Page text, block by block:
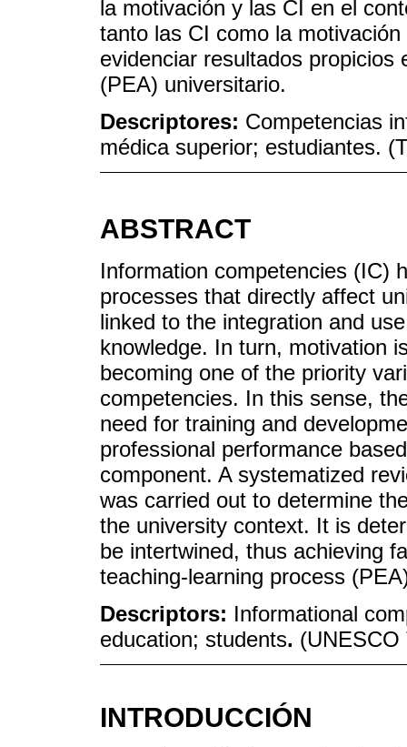
la motivación y las CI en el
tanto las CI como la
evidenciar resultados propicios
(PEA) universitario.
Descriptores: Competencias
médica superior; estudiantes.
ABSTRACT
Information competencies (IC)
processes that directly affect
linked to the integration and
knowledge. In turn, motivation
becoming one of the priority
competencies. In this sense,
need for training and
professional performance
component. A systematized
was carried out to determine
the university context. It is
be intertwined, thus achieving
teaching-learning process
Descriptors: Informational
education; students. (UNESCO
INTRODUCCIÓN